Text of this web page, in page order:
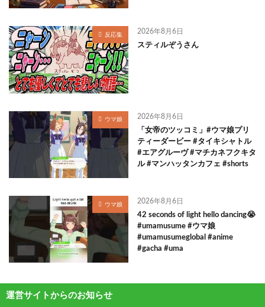
反応集 2026年8月6日
スティルぞうさん
ウマ娘 2026年8月6日
「女帝のツッコミ」#ウマ娘プリ
ティーダービー #タイキシャトル
#エアグルーヴ #マチカネフクキタ
ル #マンハッタンカフェ #shorts
ウマ娘 2026年8月6日
42 seconds of light hello dancing😭
#umamusume #ウマ娘
#umamusumeglobal #anime
#gacha #uma
運営サイトからのお知らせ